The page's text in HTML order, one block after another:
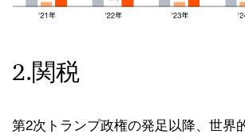
2.関税
第2次トランプ政権の発足以降、世界